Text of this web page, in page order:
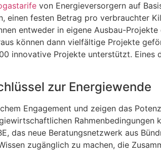
von Energieversorgern auf
einen festen Betrag pro verbrauchter
entweder in eigene Ausbau-
können dann vielfältige Projekte
innovative Projekte unterstützt. Eines
zur Energiewende
Engagement und zeigen das
Rahmenbedingungen
das neue Beratungsnetzwerk aus
zugänglich zu machen, die